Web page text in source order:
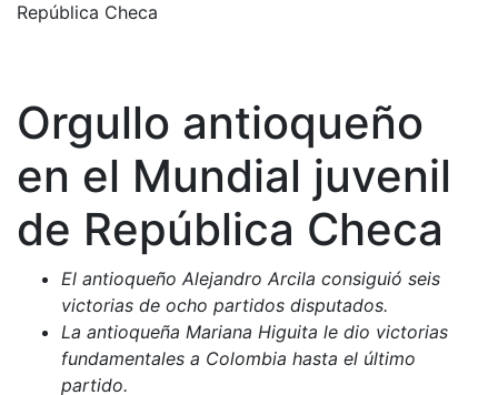
República Checa
Orgullo antioqueño
en el Mundial juvenil
de República Checa
El antioqueño Alejandro Arcila consiguió seis
victorias de ocho partidos disputados.
La antioqueña Mariana Higuita le dio victorias
fundamentales a Colombia hasta el último
partido.